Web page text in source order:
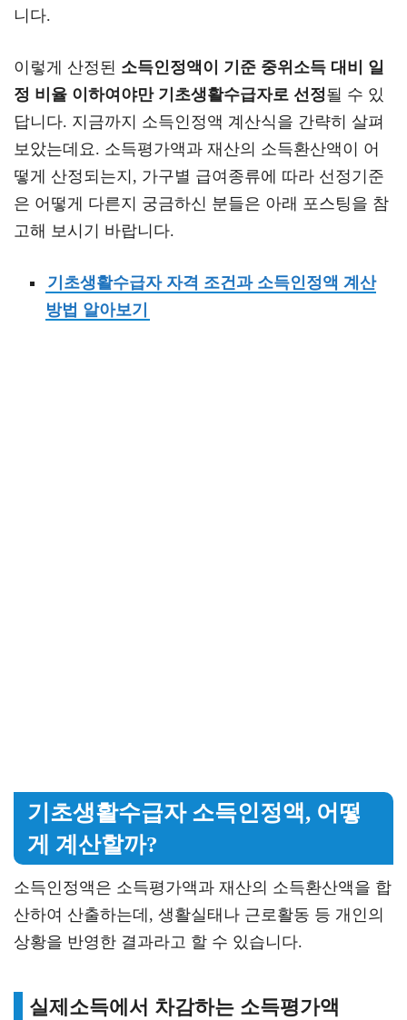
니다.
이렇게 산정된 소득인정액이 기준 중위소득 대비 일
정 비율 이하여야만 기초생활수급자로 선정될 수 있
답니다. 지금까지 소득인정액 계산식을 간략히 살펴
보았는데요. 소득평가액과 재산의 소득환산액이 어
떻게 산정되는지, 가구별 급여종류에 따라 선정기준
은 어떻게 다른지 궁금하신 분들은 아래 포스팅을 참
고해 보시기 바랍니다.
기초생활수급자 자격 조건과 소득인정액 계산
방법 알아보기
기초생활수급자 소득인정액, 어떻
게 계산할까?
소득인정액은 소득평가액과 재산의 소득환산액을 합
산하여 산출하는데, 생활실태나 근로활동 등 개인의
상황을 반영한 결과라고 할 수 있습니다.
실제소득에서 차감하는 소득평가액